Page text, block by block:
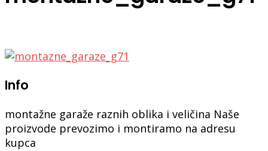
Info
montažne garaže raznih oblika i veličina Naše
proizvode prevozimo i montiramo na adresu
kupca